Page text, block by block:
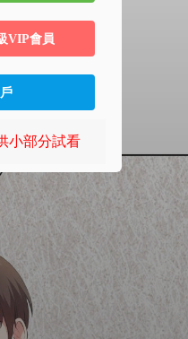
VIP會員
小部分試看